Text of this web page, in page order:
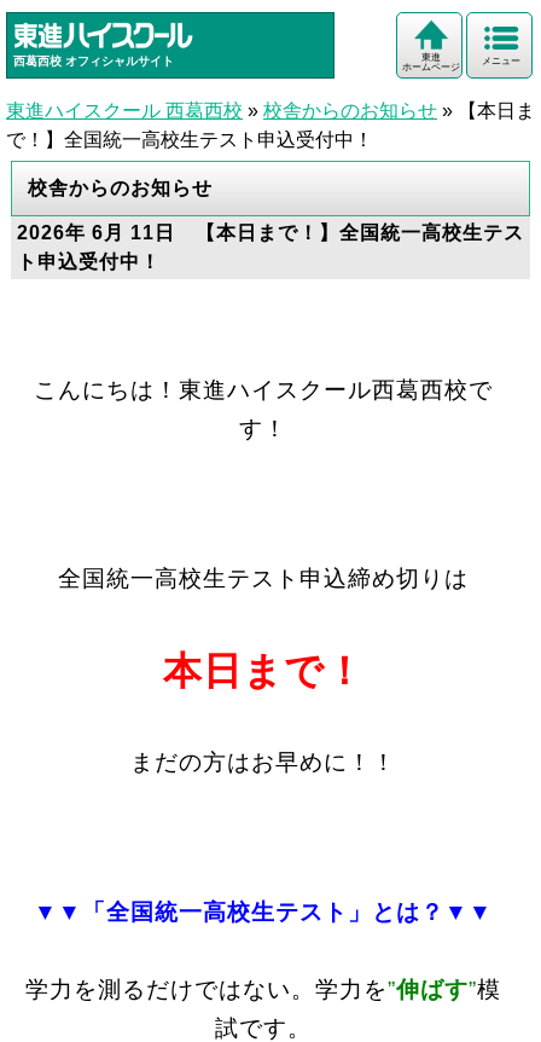
西葛西校 オフィシャルサイト メニュー
東進
ホームページ
東進ハイスクール 西葛西校 » 校舎からのお知らせ »
【本日ま
で！】全国統一高校生テスト申込受付中！
校舎からのお知らせ
2026年 6月 11日 【本日まで！】全国統一高校生テス
ト申込受付中！
こんにちは！東進ハイスクール西葛西校で
す！
全国統一高校生テスト申込締め切りは
本日まで！
まだの方はお早めに！！
▼▼「全国統一高校生テスト」とは？▼▼
学力を測るだけではない。学力を”伸ばす”模
試です。